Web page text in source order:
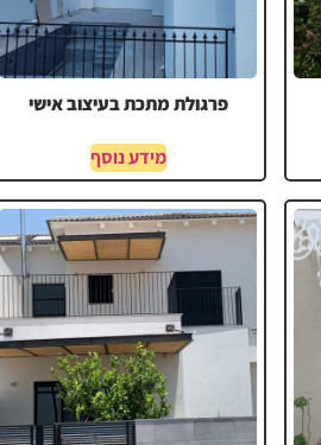
פרגולת מתכת בעיצוב אישי
מידע נוסף